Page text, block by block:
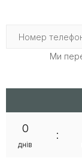
Ми
0
днів
: